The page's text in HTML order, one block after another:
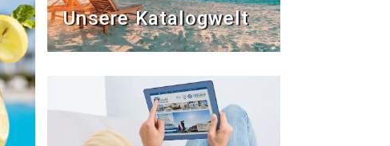
Unsere Katalogwelt